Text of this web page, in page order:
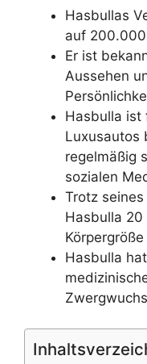
Hasbullas
auf
Er ist
Aussehen
Hasbulla ist
Luxusautos
regelmäßig
sozialen
Trotz
Hasbulla
Hasbulla